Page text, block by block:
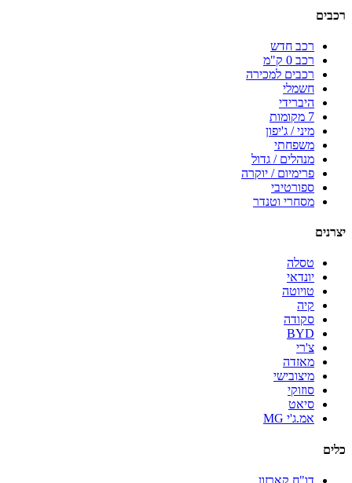
רכבים
רכב חדש
רכב 0 ק"מ
רכבים למכירה
חשמלי
היברידי
7 מקומות
מיני / ג'יפון
משפחתי
מנהלים / גדול
פרימיום / יוקרה
ספורטיבי
מסחרי וטנדר
יצרנים
טסלה
יונדאי
טויוטה
קיה
סקודה
BYD
צ'רי
מאזדה
מיצובישי
סוזוקי
סיאט
אמ.ג'י MG
כלים
דו"ח קארזון